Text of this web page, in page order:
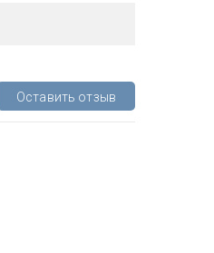
Оставить отзыв